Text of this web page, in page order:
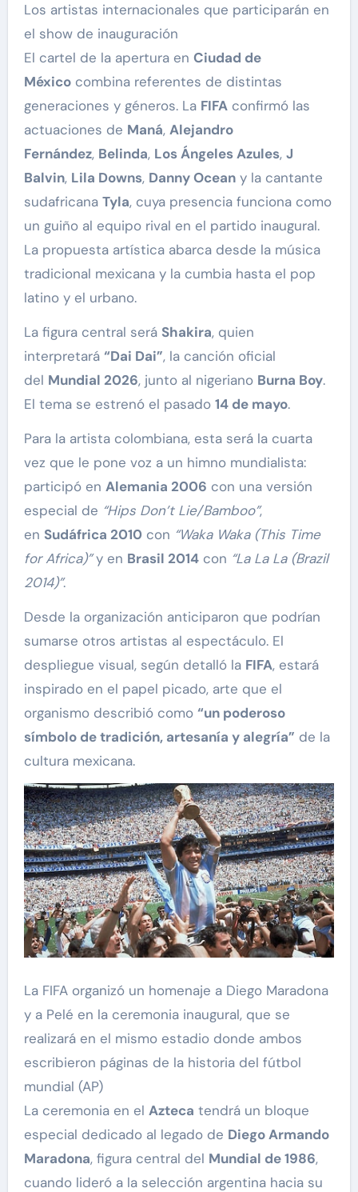
Los artistas internacionales que participarán en
el show de inauguración
El cartel de la apertura en Ciudad de
Méxicocombina referentes de distintas
generaciones y géneros. La FIFAconfirmó las
actuaciones de Maná, Alejandro
Fernández, Belinda, Los Ángeles Azules, J
Balvin, Lila Downs, Danny Oceany la cantante
sudafricana Tyla, cuya presencia funciona como
un guiño al equipo rival en el partido inaugural.
La propuesta artística abarca desde la música
tradicional mexicana y la cumbia hasta el pop
latino y el urbano.
La figura central será Shakira, quien
interpretará “Dai Dai”, la canción oficial
del Mundial 2026, junto al nigeriano Burna Boy.
El tema se estrenó el pasado 14 de mayo.
Para la artista colombiana, esta será la cuarta
vez que le pone voz a un himno mundialista:
participó en Alemania 2006 con una versión
especial de “Hips Don’t Lie/Bamboo”,
en Sudáfrica 2010 con “Waka Waka (This Time
for Africa)”y en Brasil 2014con “La La La (Brazil
2014)”.
Desde la organización anticiparon que podrían
sumarse otros artistas al espectáculo. El
despliegue visual, según detalló la FIFA, estará
inspirado en el papel picado, arte que el
organismo describió como “un poderoso
símbolo de tradición, artesanía y alegría” de la
cultura mexicana.
La FIFA organizó un homenaje a Diego Maradona
y a Pelé en la ceremonia inaugural, que se
realizará en el mismo estadio donde ambos
escribieron páginas de la historia del fútbol
mundial (AP)
La ceremonia en el Azteca tendrá un bloque
especial dedicado al legado de Diego Armando
Maradona, figura central del Mundial de 1986,
cuando lideró a la selección argentina hacia su